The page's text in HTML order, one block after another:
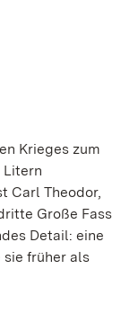
Krieges zum
Litern
Carl Theodor,
Große Fass
Detail: eine
früher als